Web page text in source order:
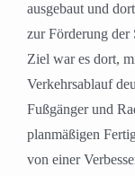
ausgebaut und
zur Förderung der
Ziel war es dort,
Verkehrsablauf
Fußgänger und
planmäßigen
von einer